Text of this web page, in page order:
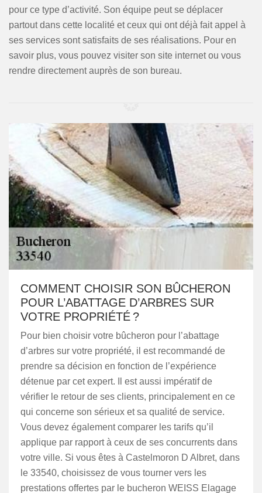
pour ce type d’activité. Son équipe peut se déplacer
partout dans cette localité et ceux qui ont déjà fait appel à
ses services sont satisfaits de ses réalisations. Pour en
savoir plus, vous pouvez visiter son site internet ou vous
rendre directement auprès de son bureau.
COMMENT CHOISIR SON BÛCHERON
POUR L’ABATTAGE D’ARBRES SUR
VOTRE PROPRIÉTÉ ?
Pour bien choisir votre bûcheron pour l’abattage
d’arbres sur votre propriété, il est recommandé de
prendre sa décision en fonction de l’expérience
détenue par cet expert. Il est aussi impératif de
vérifier le retour de ses clients, principalement en ce
qui concerne son sérieux et sa qualité de service.
Vous devez également comparer les tarifs qu’il
applique par rapport à ceux de ses concurrents dans
votre ville. Si vous êtes à Castelmoron D Albret, dans
le 33540, choisissez de vous tourner vers les
prestations offertes par le bucheron WEISS Elagage